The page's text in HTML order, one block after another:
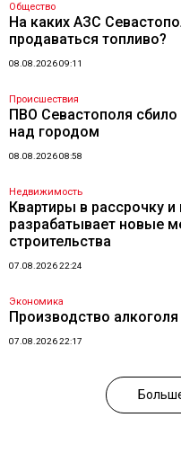
Общество
На каких АЗС
продаваться топливо?
08.08.2026 09:11
Происшествия
ПВО Севастополя сбило
над городом
08.08.2026 08:58
Недвижимость
Квартиры в рассрочку
разрабатывает новые
строительства
07.08.2026 22:24
Экономика
Производство
07.08.2026 22:17